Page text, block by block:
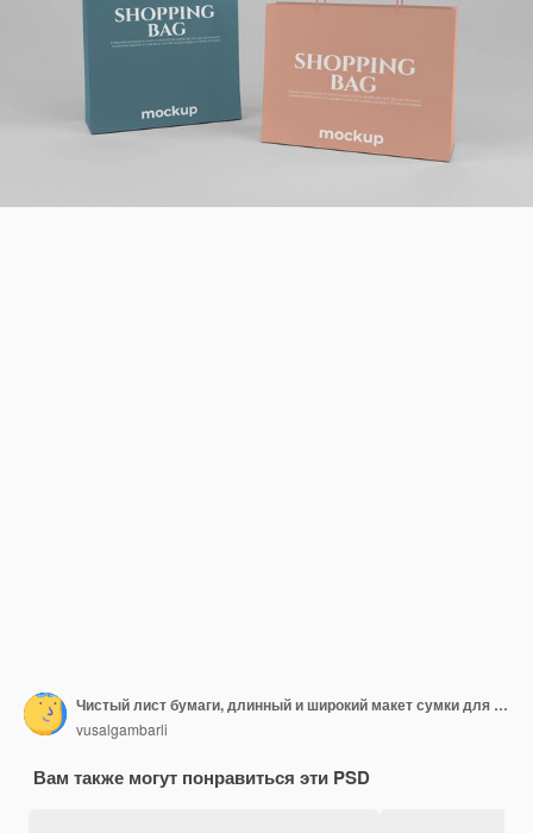
Чистый лист бумаги, длинный и широкий макет сумки для покупок
vusalgambarli
Вам также могут понравиться эти PSD